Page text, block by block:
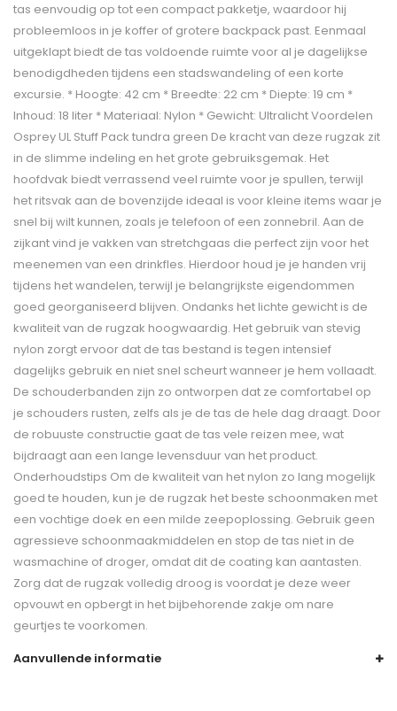
tas eenvoudig op tot een compact pakketje, waardoor hij
probleemloos in je koffer of grotere backpack past. Eenmaal
uitgeklapt biedt de tas voldoende ruimte voor al je dagelijkse
benodigdheden tijdens een stadswandeling of een korte
excursie. * Hoogte: 42 cm * Breedte: 22 cm * Diepte: 19 cm *
Inhoud: 18 liter * Materiaal: Nylon * Gewicht: Ultralicht Voordelen
Osprey UL Stuff Pack tundra green De kracht van deze rugzak zit
in de slimme indeling en het grote gebruiksgemak. Het
hoofdvak biedt verrassend veel ruimte voor je spullen, terwijl
het ritsvak aan de bovenzijde ideaal is voor kleine items waar je
snel bij wilt kunnen, zoals je telefoon of een zonnebril. Aan de
zijkant vind je vakken van stretchgaas die perfect zijn voor het
meenemen van een drinkfles. Hierdoor houd je je handen vrij
tijdens het wandelen, terwijl je belangrijkste eigendommen
goed georganiseerd blijven. Ondanks het lichte gewicht is de
kwaliteit van de rugzak hoogwaardig. Het gebruik van stevig
nylon zorgt ervoor dat de tas bestand is tegen intensief
dagelijks gebruik en niet snel scheurt wanneer je hem vollaadt.
De schouderbanden zijn zo ontworpen dat ze comfortabel op
je schouders rusten, zelfs als je de tas de hele dag draagt. Door
de robuuste constructie gaat de tas vele reizen mee, wat
bijdraagt aan een lange levensduur van het product.
Onderhoudstips Om de kwaliteit van het nylon zo lang mogelijk
goed te houden, kun je de rugzak het beste schoonmaken met
een vochtige doek en een milde zeepoplossing. Gebruik geen
agressieve schoonmaakmiddelen en stop de tas niet in de
wasmachine of droger, omdat dit de coating kan aantasten.
Zorg dat de rugzak volledig droog is voordat je deze weer
opvouwt en opbergt in het bijbehorende zakje om nare
geurtjes te voorkomen.
Aanvullende informatie